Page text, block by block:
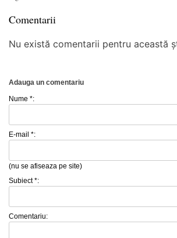
Comentarii
Nu există comentarii pentru această
Adauga un comentariu
Nume *:
E-mail *:
(nu se afiseaza pe site)
Subiect *:
Comentariu: